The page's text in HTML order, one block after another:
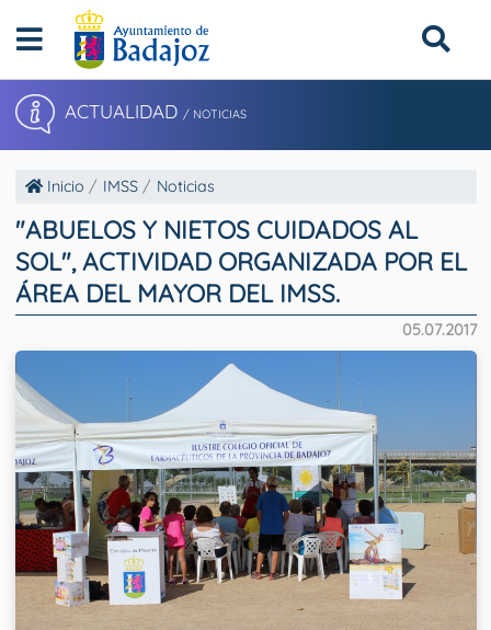
ACTUALIDAD / NOTICIAS
Inicio IMSS Noticias
"ABUELOS Y NIETOS CUIDADOS AL
SOL", ACTIVIDAD ORGANIZADA POR EL
ÁREA DEL MAYOR DEL IMSS.
05.07.2017